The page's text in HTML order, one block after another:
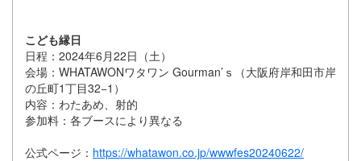
こども縁日
日程：2024年6月22日（土）
会場：WHATAWONワタワン Gourman’ｓ（大阪府岸和田市岸
の丘町1丁目32−1）
内容：わたあめ、射的
参加料：各ブースにより異なる
公式ページ： https://whatawon.co.jp/wwwfes20240622/